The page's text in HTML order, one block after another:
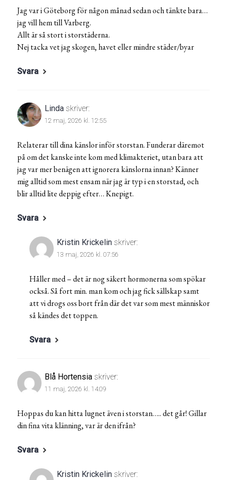
Jag var i Göteborg för någon månad sedan och tänkte bara…
jag vill hem till Varberg.
Allt är så stort i storstäderna.
Nej tacka vet jag skogen, havet eller mindre städer/byar
Svara
Linda skriver:
12 maj, 2026 kl. 12:55
Relaterar till dina känslor inför storstan. Funderar däremot
på om det kanske inte kom med klimakteriet, utan bara att
jag var mer benägen att ignorera känslorna innan? Känner
mig alltid som mest ensam när jag är typ i en storstad, och
blir alltid lite deppig efter… Knepigt.
Svara
Kristin Krickelin skriver:
13 maj, 2026 kl. 07:56
Håller med – det är nog säkert hormonerna som spökar
också. Så fort min. man kom och jag fick sällskap samt
att vi drogs oss bort från där det var som mest människor
så kändes det toppen.
Svara
Blå Hortensia skriver:
11 maj, 2026 kl. 14:09
Hoppas du kan hitta lugnet även i storstan….. det går! Gillar
din fina vita klänning, var är den ifrån?
Svara
Kristin Krickelin skriver: